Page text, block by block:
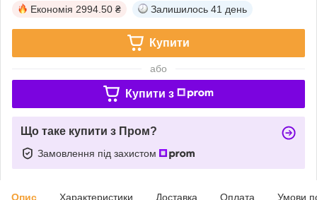
Економія 2994.50 ₴ Залишилось 41 день
Купити
або
Купити з
Що таке купити з Пром?
Замовлення під захистом
Опис Характеристики Доставка Оплата Умови